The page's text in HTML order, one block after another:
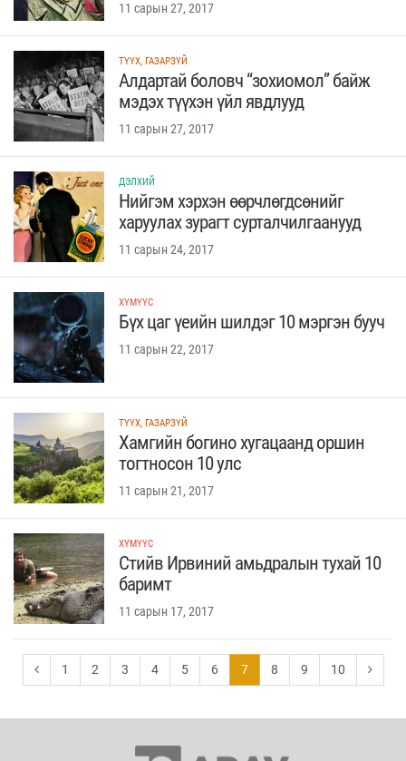
11 сарын 27, 2017
ТҮҮХ, ГАЗАРЗҮЙ
Алдартай боловч “зохиомол” байж
мэдэх түүхэн үйл явдлууд
11 сарын 27, 2017
ДЭЛХИЙ
Нийгэм хэрхэн өөрчлөгдсөнийг
харуулах зурагт сурталчилгаанууд
11 сарын 24, 2017
ХҮМҮҮС
Бүх цаг үеийн шилдэг 10 мэргэн бууч
11 сарын 22, 2017
ТҮҮХ, ГАЗАРЗҮЙ
Хамгийн богино хугацаанд оршин
тогтносон 10 улс
11 сарын 21, 2017
ХҮМҮҮС
Стийв Ирвиний амьдралын тухай 10
баримт
11 сарын 17, 2017
1 2 3 4 5 6 7 8 9 10